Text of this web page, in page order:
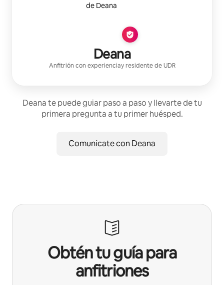
Deana
Anfitrión con experienciay residente deUDR
Deana te puede guiar paso a paso y llevarte de tu
primera pregunta a tu primer huésped.
Comunícate con Deana
Obtén tu guía para
anfitriones